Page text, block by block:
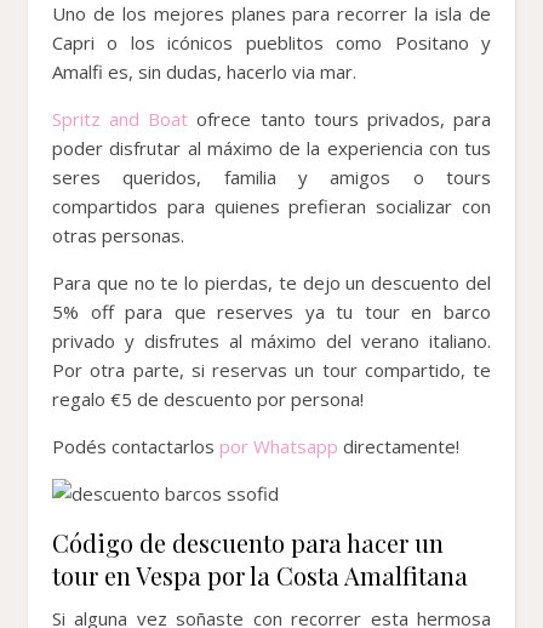
Uno de los mejores planes para recorrer la isla de
Capri o los icónicos pueblitos como Positano y
Amalfi es, sin dudas, hacerlo via mar.
Spritz and Boat ofrece tanto tours privados, para
poder disfrutar al máximo de la experiencia con tus
seres queridos, familia y amigos o tours
compartidos para quienes prefieran socializar con
otras personas.
Para que no te lo pierdas, te dejo un descuento del
5% off para que reserves ya tu tour en barco
privado y disfrutes al máximo del verano italiano.
Por otra parte, si reservas un tour compartido, te
regalo €5 de descuento por persona!
Podés contactarlos por Whatsapp directamente!
Código de descuento para hacer un
tour en Vespa por la Costa Amalfitana
Si alguna vez soñaste con recorrer esta hermosa